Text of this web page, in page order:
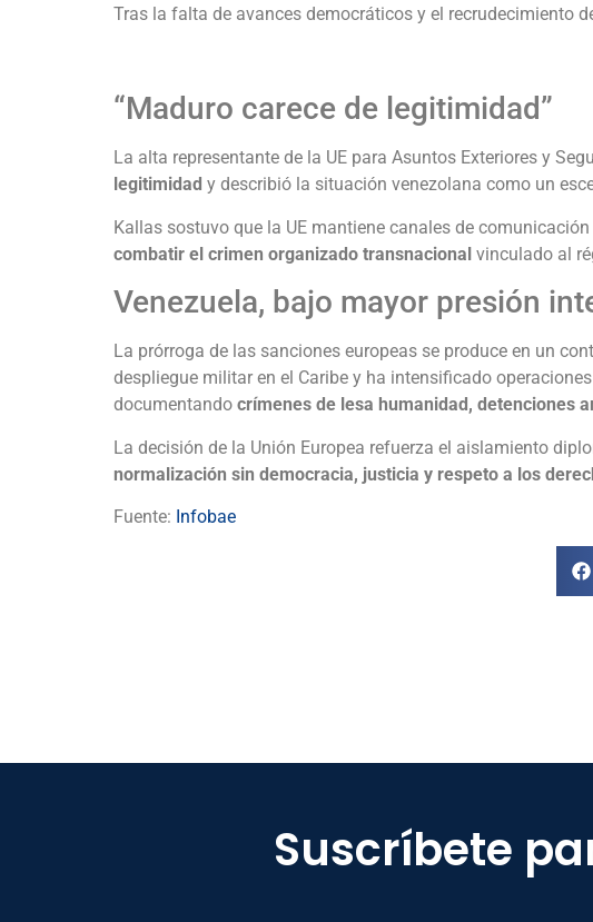
Tras la falta de avances democráticos y el recrudecimiento
“Maduro carece de legitimidad”
La alta representante de la UE para Asuntos Exteriores y
legitimidad y describió la situación venezolana como un
Kallas sostuvo que la UE mantiene canales de
combatir el crimen organizado transnacional vinculado al
Venezuela, bajo mayor presión
La prórroga de las sanciones europeas se produce en un
despliegue militar en el Caribe y ha intensificado
documentando crímenes de lesa humanidad, detenciones
La decisión de la Unión Europea refuerza el aislamiento
normalización sin democracia, justicia y respeto a los
Fuente: Infobae
Suscríbete